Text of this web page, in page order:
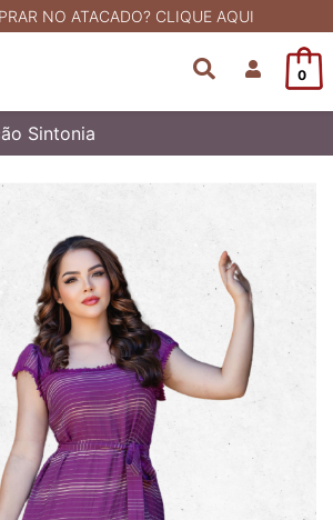
NO ATACADO? CLIQUE AQUI
0
Sintonia